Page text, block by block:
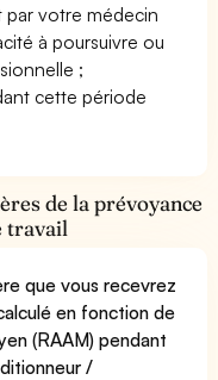
par votre médecin
à poursuivre ou
;
cette période
de la prévoyance
travail
que vous recevrez
en fonction de
(RAAM) pendant
/